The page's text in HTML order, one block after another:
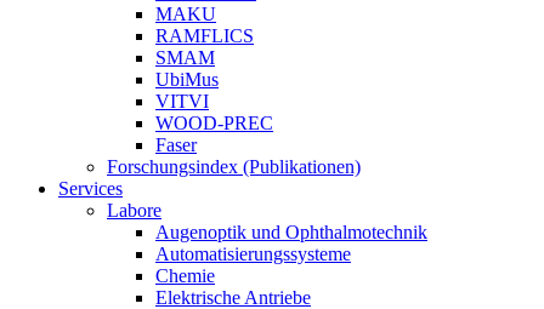
MAKU
RAMFLICS
SMAM
UbiMus
VITVI
WOOD-PREC
Faser
Forschungsindex (Publikationen)
Services
Labore
Augenoptik und Ophthalmotechnik
Automatisierungssysteme
Chemie
Elektrische Antriebe